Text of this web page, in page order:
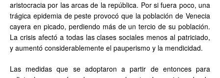
aristocracia por las arcas de la república. Por si fuera poco, una
trágica epidemia de peste provocó que la población de Venecia
cayera en picado, perdiendo más de un tercio de su población.
La crisis afectó a todas las clases sociales menos al patriciado,
y aumentó considerablemente el pauperismo y la mendicidad.
Las medidas que se adoptaron a partir de entonces para